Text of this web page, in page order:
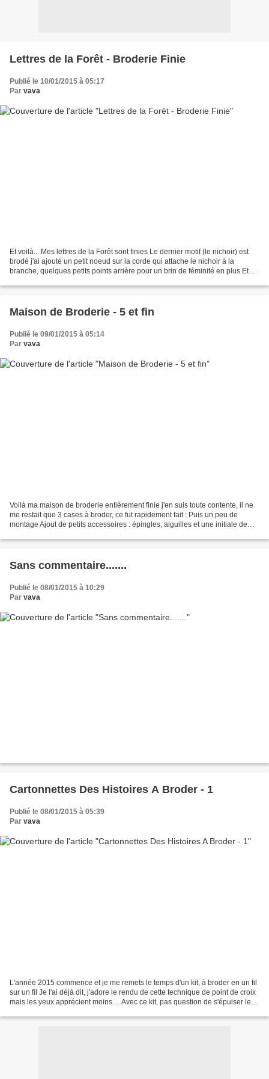
Lettres de la Forêt - Broderie Finie
Publié le 10/01/2015 à 05:17
Par vava
Et voilà... Mes lettres de la Forêt sont finies Le dernier motif (le nichoir) est
brodé j'ai ajouté un petit noeud sur la corde qui attache le nichoir à la
branche, quelques petits points arrière pour un brin de féminité en plus Et
Maison de Broderie - 5 et fin
Publié le 09/01/2015 à 05:14
Par vava
Voilà ma maison de broderie entièrement finie j'en suis toute contente, il ne
me restait que 3 cases à broder, ce fut rapidement fait : Puis un peu de
montage Ajout de petits accessoires : épingles, aiguilles et une initiale de
Sans commentaire.......
Publié le 08/01/2015 à 10:29
Par vava
Cartonnettes Des Histoires A Broder - 1
Publié le 08/01/2015 à 05:39
Par vava
L'année 2015 commence et je me remets le temps d'un kit, à broder en un fil
sur un fil Je l'ai déjà dit, j'adore le rendu de cette technique de point de croix
mais les yeux apprécient moins.... Avec ce kit, pas question de s'épuiser les